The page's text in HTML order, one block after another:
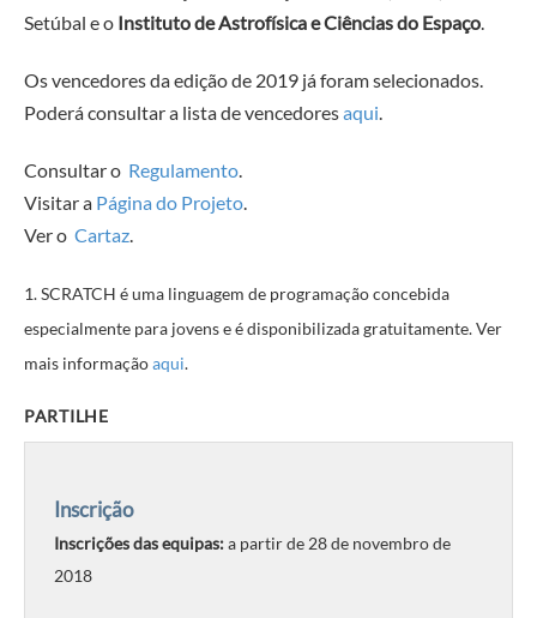
Setúbal eo Instituto de Astrofísica e Ciências do Espaço.
Os vencedores da edição de 2019 já foram selecionados.
Poderá consultar a lista de vencedoresaqui.
Consultar o Regulamento.
Visitar a Página do Projeto.
Ver o Cartaz.
1. SCRATCH é uma linguagem de programação concebida
especialmente para jovens e é disponibilizada gratuitamente. Ver
mais informaçãoaqui.
PARTILHE
Inscrição
Inscrições das equipas:a partir de 28 de novembro de
2018